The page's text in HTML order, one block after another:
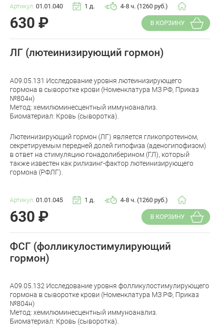
Артикул: 01.01.040 1 д. 4-8 ч. (1260 руб.)
630 ₽ В КОРЗИНУ
ЛГ (лютеинизирующий гормон)
A09.05.131 Исследование уровня лютеинизирующего
гормона в сыворотке крови (Номенклатура МЗ РФ, Приказ
№804н)
Метод: хемилюминесцентный иммуноанализ.
Биоматериал: Кровь (сыворотка).
Лютеинизирующий гормон (ЛГ) является гликопротеином,
секретируемым передней долей гипофиза (аденогипофизом)
в ответ на стимуляцию гонадолиберином (ГЛ), который
также известен как рилизинг-фактор лютеинизирующего
гормона (РФЛГ).
Артикул: 01.01.045 1 д. 4-8 ч. (1260 руб.)
630 ₽ В КОРЗИНУ
ФСГ (фолликулостимулирующий
гормон)
A09.05.132 Исследование уровня фолликулостимулирующего
гормона в сыворотке крови (Номенклатура МЗ РФ, Приказ
№804н)
Метод: хемилюминесцентный иммуноанализ.
Биоматериал: Кровь (сыворотка).